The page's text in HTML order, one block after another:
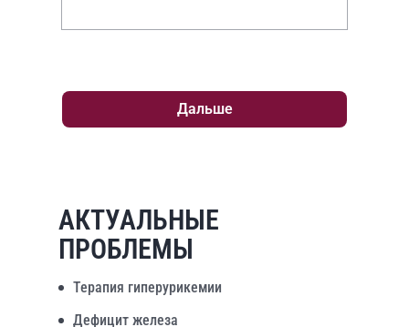
терапии с обязательным
Дальше
АКТУАЛЬНЫЕ
ПРОБЛЕМЫ
Терапия гиперурикемии
Дефицит железа